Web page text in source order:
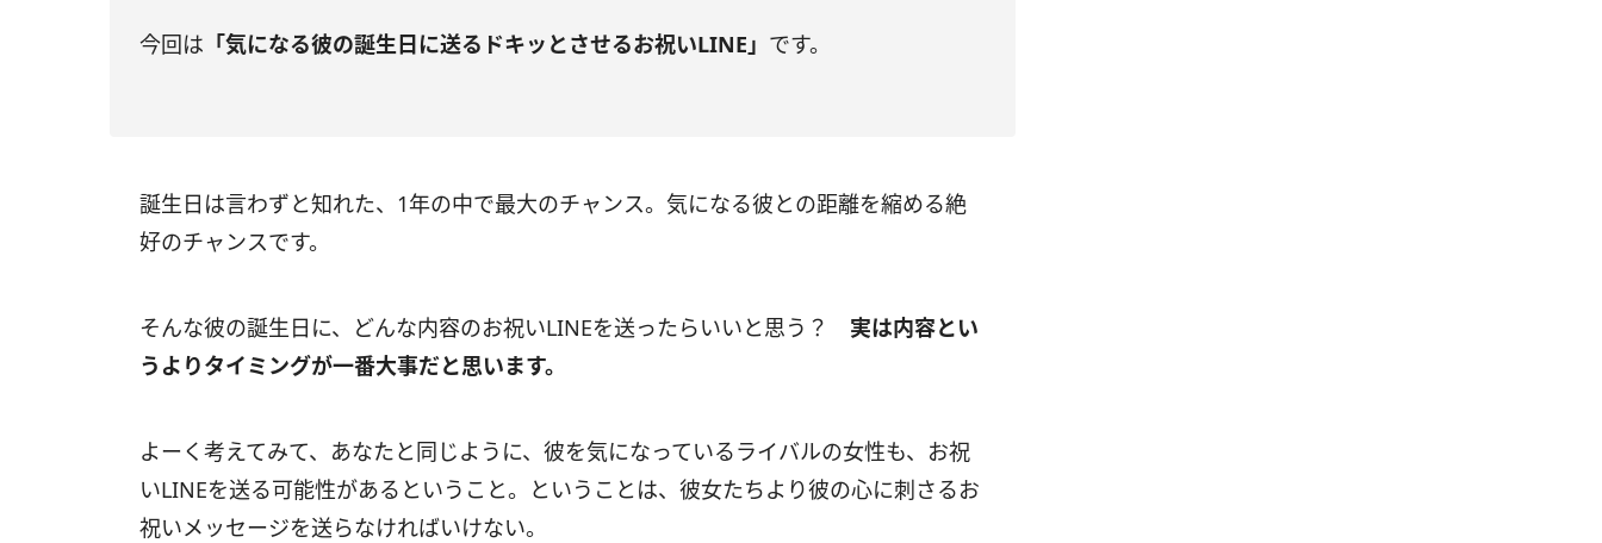
今回は 「気になる彼の誕生日に送るドキッとさせるお祝いLINE」 です。
誕生日は言わずと知れた、1年の中で最大のチャンス。気になる彼との距離を縮める絶
好のチャンスです。
そんな彼の誕生日に、どんな内容のお祝いLINEを送ったらいいと思う？ 実は内容とい
うよりタイミングが一番大事だと思います。
よーく考えてみて、あなたと同じように、彼を気になっているライバルの女性も、お祝
いLINEを送る可能性があるということ。ということは、彼女たちより彼の心に刺さるお
祝いメッセージを送らなければいけない。